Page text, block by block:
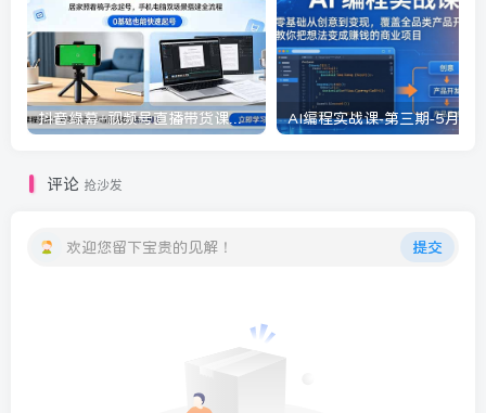
抖音绿幕+视频号直播带货课：居家照着稿子念起号，手机电脑双场景搭建全流程
评论 抢沙发
欢迎您留下宝贵的见解！ 提交